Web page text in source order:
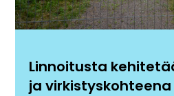
Linnoitusta
ja virkistyskohteena